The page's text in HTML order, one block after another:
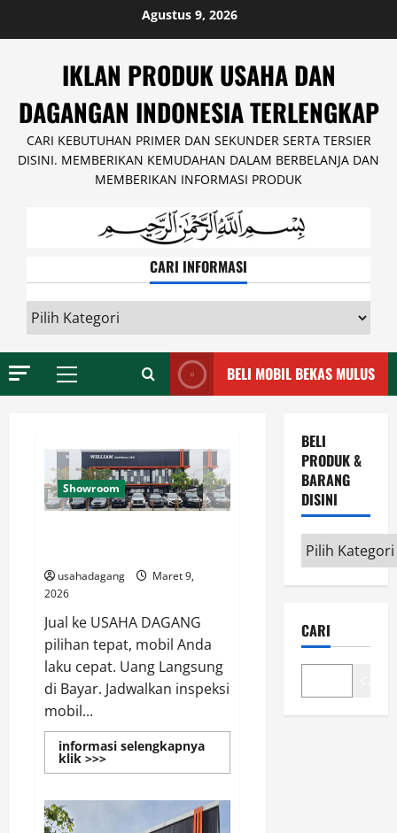
Agustus 9, 2026
IKLAN PRODUK USAHA DAN
DAGANGAN INDONESIA TERLENGKAP
CARI KEBUTUHAN PRIMER DAN SEKUNDER SERTA TERSIER
DISINI. MEMBERIKAN KEMUDAHAN DALAM BERBELANJA DAN
MEMBERIKAN INFORMASI PRODUK
CARI INFORMASI
INFORMASI
Primary
BELI MOBIL BEKAS MULUS
Showroom
usahadagang
Maret 9,
2026
Jual ke USAHA DAGANG
pilihan tepat, mobil Anda
laku cepat. Uang Langsung
di Bayar. Jadwalkan inspeksi
mobil...
informasi selengkapnya
klik >>>Read
more
BELI
PRODUK &
BARANG
DISINI
Beli
Produk
&
disini
CARI